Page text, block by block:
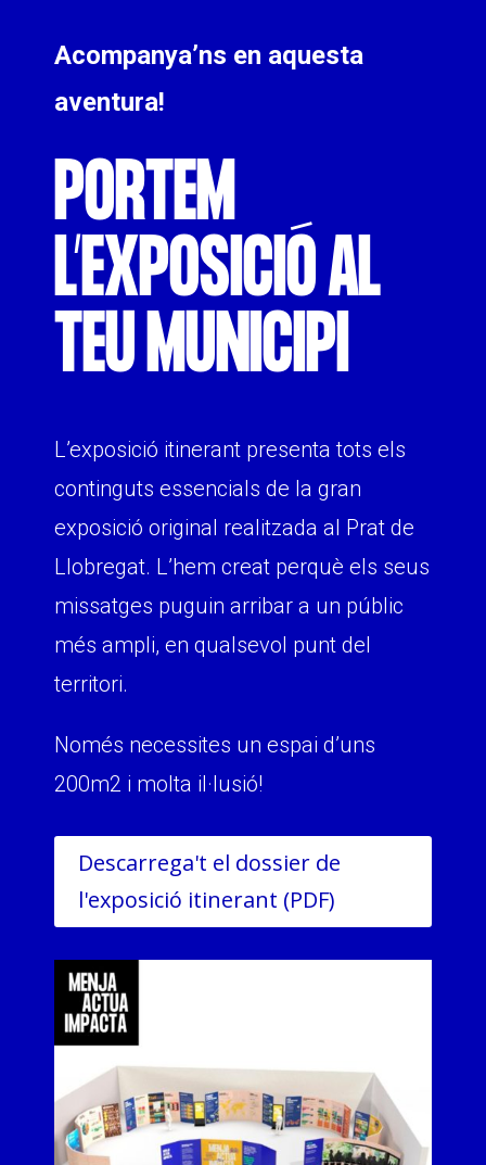
Acompanya’ns en aquesta
aventura!
PORTEM
L’EXPOSICIÓ AL
TEU MUNICIPI
L’exposició itinerant presenta tots els
continguts essencials de la gran
exposició original realitzada al Prat de
Llobregat. L’hem creat perquè els seus
missatges puguin arribar a un públic
més ampli, en qualsevol punt del
territori.
Només necessites un espai d’uns
200m2 i molta il·lusió!
Descarrega't el dossier de
l'exposició itinerant (PDF)
COL·LABORA
Fes voluntariat
Treballa amb nosaltres